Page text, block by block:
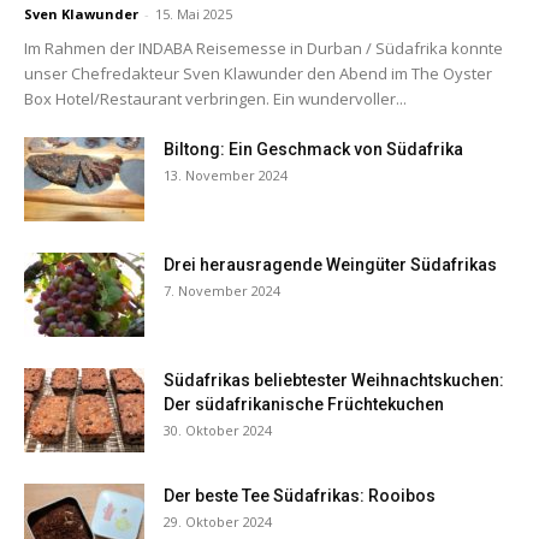
Sven Klawunder - 15. Mai 2025
Im Rahmen der INDABA Reisemesse in Durban / Südafrika konnte
unser Chefredakteur Sven Klawunder den Abend im The Oyster
Box Hotel/Restaurant verbringen. Ein wundervoller...
Biltong: Ein Geschmack von Südafrika
13. November 2024
Drei herausragende Weingüter Südafrikas
7. November 2024
Südafrikas beliebtester Weihnachtskuchen:
Der südafrikanische Früchtekuchen
30. Oktober 2024
Der beste Tee Südafrikas: Rooibos
29. Oktober 2024